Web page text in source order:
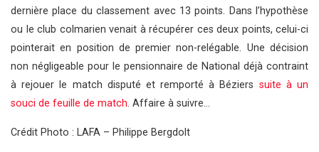
dernière place du classement avec 13 points. Dans l’hypothèse
ou le club colmarien venait à récupérer ces deux points, celui-ci
pointerait en position de premier non-relégable. Une décision
non négligeable pour le pensionnaire de National déjà contraint
à rejouer le match disputé et remporté à Béziers suite à un
souci de feuille de match. Affaire à suivre…
Crédit Photo : LAFA – Philippe Bergdolt